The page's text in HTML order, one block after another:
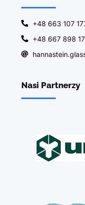
+48 663 107
+48 667 898
Nasi Partnerzy